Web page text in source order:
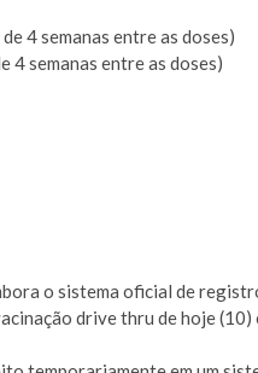
4 semanas entre as doses)
4 semanas entre as doses)
o sistema oficial de
drive thru de hoje